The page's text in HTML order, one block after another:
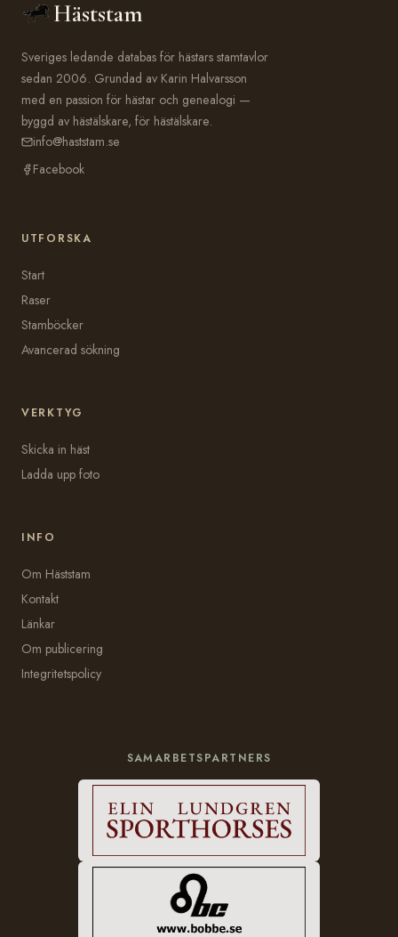
Häststam
Sveriges ledande databas för hästars stamtavlor
sedan 2006. Grundad av Karin Halvarsson
med en passion för hästar och genealogi —
byggd av hästälskare, för hästälskare.
info@haststam.se
Facebook
UTFORSKA
Start
Raser
Stamböcker
Avancerad sökning
VERKTYG
Skicka in häst
Ladda upp foto
INFO
Om Häststam
Kontakt
Länkar
Om publicering
Integritetspolicy
SAMARBETSPARTNERS